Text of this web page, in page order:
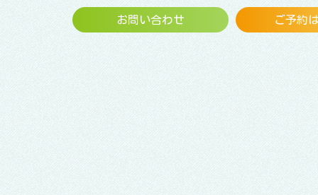
お問い合わせ ご予約